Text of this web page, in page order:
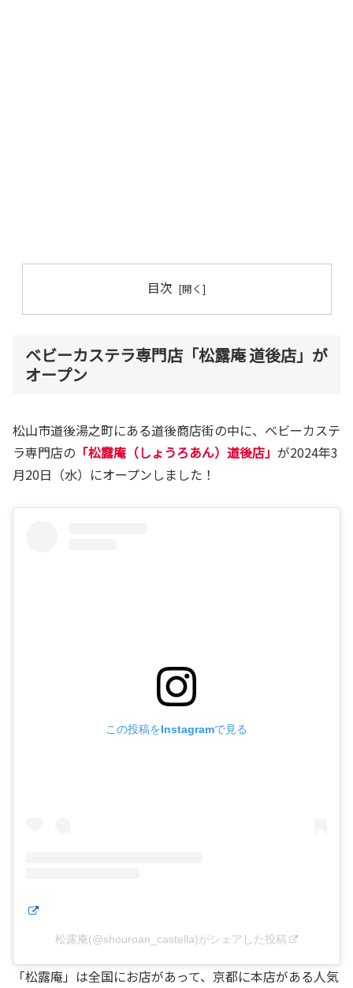
目次
ベビーカステラ専門店「松露庵 道後店」が
オープン
松山市道後湯之町にある道後商店街の中に、ベビーカステ
ラ専門店の 「松露庵（しょうろあん）道後店」 が2024年3
月20日（水）にオープンしました！
この投稿をInstagramで見る
松露庵(@shouroan_castella)がシェアした投稿
「松露庵」は全国にお店があって、京都に本店がある人気